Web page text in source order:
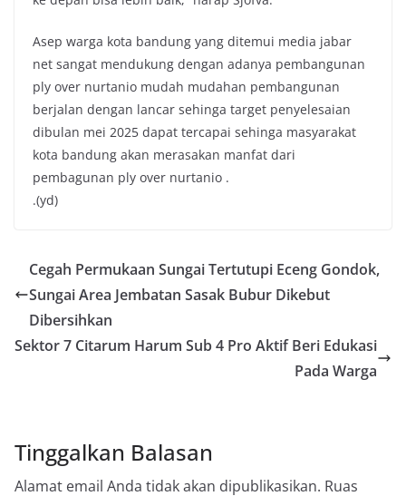
Asep warga kota bandung yang ditemui media jabar
net sangat mendukung dengan adanya pembangunan
ply over nurtanio mudah mudahan pembangunan
berjalan dengan lancar sehinga target penyelesaian
dibulan mei 2025 dapat tercapai sehinga masyarakat
kota bandung akan merasakan manfat dari
pembagunan ply over nurtanio .
.(yd)
Cegah Permukaan Sungai Tertutupi Eceng Gondok,
Sungai Area Jembatan Sasak Bubur Dikebut
Dibersihkan
Sektor 7 Citarum Harum Sub 4 Pro Aktif Beri Edukasi
Pada Warga
Tinggalkan Balasan
Alamat email Anda tidak akan dipublikasikan. Ruas